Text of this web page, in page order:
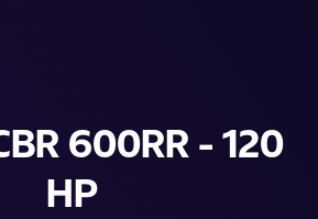
600RR - 120
HP